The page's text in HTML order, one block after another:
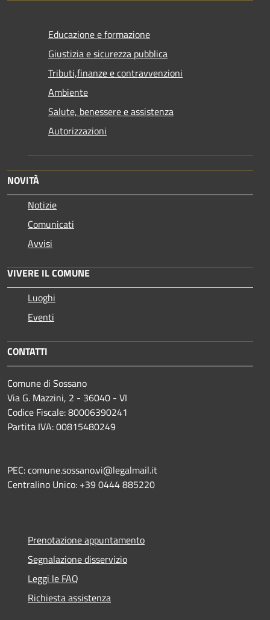
Educazione e formazione
Giustizia e sicurezza pubblica
Tributi,finanze e contravvenzioni
Ambiente
Salute, benessere e assistenza
Autorizzazioni
NOVITÀ
Notizie
Comunicati
Avvisi
VIVERE IL COMUNE
Luoghi
Eventi
CONTATTI
Comune di Sossano
Via G. Mazzini, 2 - 36040 - VI
Codice Fiscale: 80006390241
Partita IVA: 00815480249
PEC: comune.sossano.vi@legalmail.it
Centralino Unico: +39 0444 885220
Prenotazione appuntamento
Segnalazione disservizio
Leggi le FAQ
Richiesta assistenza